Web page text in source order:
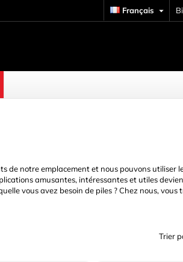
Français 
Boules & Perles
Casquettes et boutons
de notre emplacement et nous pouvons utiliser
amusantes, intéressantes et utiles
vous avez besoin de piles ? Chez nous,
Trier